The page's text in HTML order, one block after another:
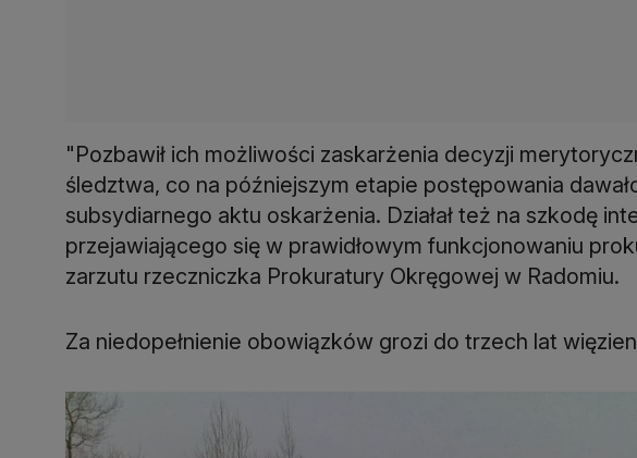
"Pozbawił ich możliwości zaskarżenia decyzji
śledztwa, co na późniejszym etapie postępowania
subsydiarnego aktu oskarżenia. Działał też na szkodę
przejawiającego się w prawidłowym funkcjonowaniu
zarzutu rzeczniczka Prokuratury Okręgowej w Radomiu.
Za niedopełnienie obowiązków grozi do trzech lat